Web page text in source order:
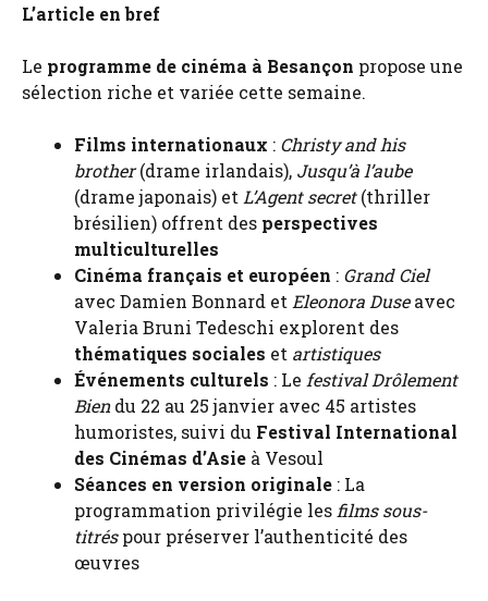
L’article en bref
Le programme de cinéma à Besançon propose une
sélection riche et variée cette semaine.
Films internationaux : Christy and his
brother(drame irlandais), Jusqu’à l’aube
(drame japonais) et L’Agent secret(thriller
brésilien) offrent des perspectives
multiculturelles
Cinéma français et européen : Grand Ciel
avec Damien Bonnard et Eleonora Duseavec
Valeria Bruni Tedeschi explorent des
thématiques sociales et artistiques
Événements culturels : Le festival Drôlement
Biendu 22 au 25 janvier avec 45 artistes
humoristes, suivi du Festival International
des Cinémas d’Asie à Vesoul
Séances en version originale : La
programmation privilégie les films sous-
titréspour préserver l’authenticité des
œuvres